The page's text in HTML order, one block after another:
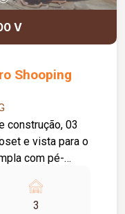
V
Shooping
construção, 03
o
com pé-
e
3